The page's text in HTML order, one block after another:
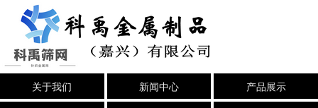
关于我们 新闻中心
产品展示